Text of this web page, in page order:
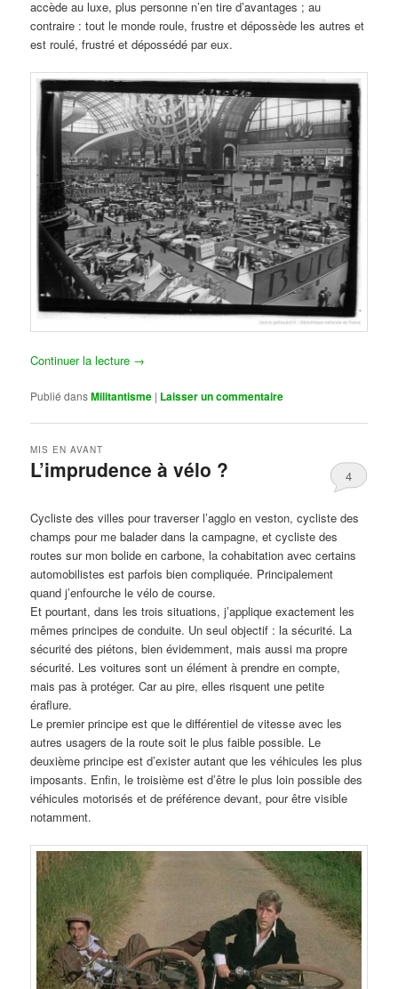
accède au luxe, plus personne n’en tire d’avantages ; au
contraire : tout le monde roule, frustre et dépossède les autres et
est roulé, frustré et dépossédé par eux.
Continuer la lecture →
Publié dansMilitantisme | Laisser un commentaire
L’imprudence à vélo ?
MIS EN AVANT
4
Cycliste des villes pour traverser l’agglo en veston, cycliste des
champs pour me balader dans la campagne, et cycliste des
routes sur mon bolide en carbone, la cohabitation avec certains
automobilistes est parfois bien compliquée. Principalement
quand j’enfourche le vélo de course.
Et pourtant, dans les trois situations, j’applique exactement les
mêmes principes de conduite. Un seul objectif : la sécurité. La
sécurité des piétons, bien évidemment, mais aussi ma propre
sécurité. Les voitures sont un élément à prendre en compte,
mais pas à protéger. Car au pire, elles risquent une petite
éraflure.
Le premier principe est que le différentiel de vitesse avec les
autres usagers de la route soit le plus faible possible. Le
deuxième principe est d’exister autant que les véhicules les plus
imposants. Enfin, le troisième est d’être le plus loin possible des
véhicules motorisés et de préférence devant, pour être visible
notamment.